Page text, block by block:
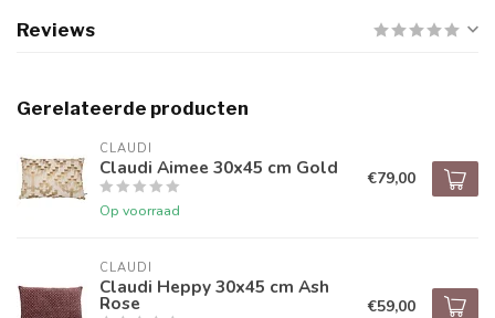
Reviews
Gerelateerde producten
CLAUDI
Claudi Aimee 30x45 cm Gold
Op voorraad
€79,00
CLAUDI
Claudi Heppy 30x45 cm Ash
Rose €59,00